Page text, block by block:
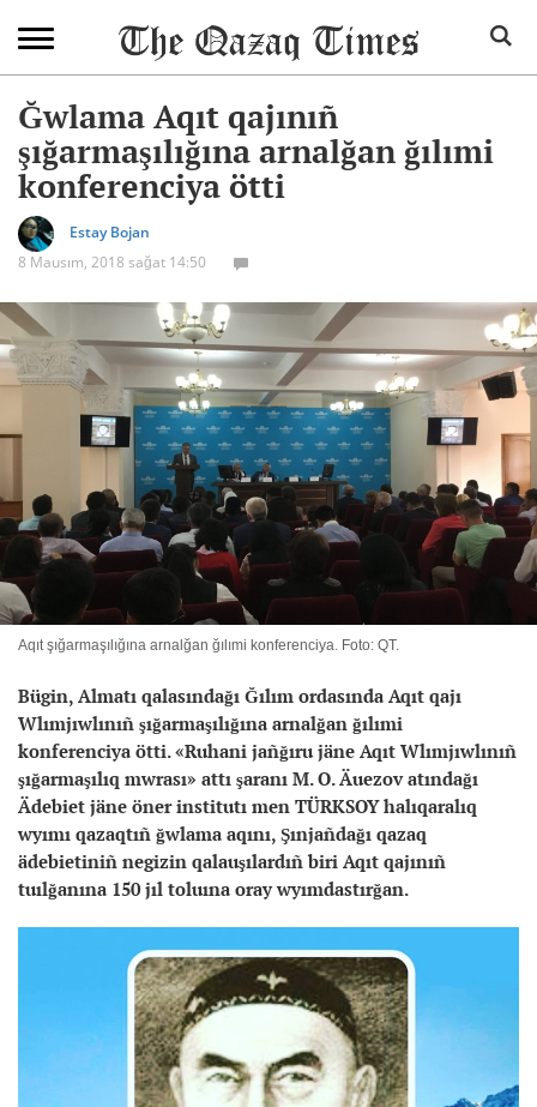
Ğwlama Aqıt qajınıñ
şığarmaşılığına arnalğan ğılımi
konferenciya ötti
Estay Bojan
8 Mausım, 2018 sağat 14:50
Aqıt şığarmaşılığına arnalğan ğılımi konferenciya. Foto: QT.
Bügin, Almatı qalasındağı Ğılım ordasında Aqıt qajı
Wlımjıwlınıñ şığarmaşılığına arnalğan ğılımi
konferenciya ötti. «Ruhani jañğıru jäne Aqıt Wlımjıwlınıñ
şığarmaşılıq mwrası» attı şaranı M. O. Äuezov atındağı
Ädebiet jäne öner institutı men TÜRKSOY halıqaralıq
wyımı qazaqtıñ ğwlama aqını, Şınjañdağı qazaq
ädebietiniñ negizin qalauşılardıñ biri Aqıt qajınıñ
tuılğanına 150 jıl toluına oray wyımdastırğan.